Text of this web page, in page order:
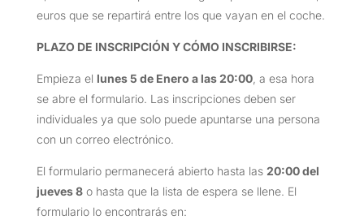
euros que se repartirá entre los que vayan en el coche.
PLAZO DE INSCRIPCIÓN Y CÓMO INSCRIBIRSE:
Empieza el lunes 5 de Enero a las 20:00, a esa hora
se abre el formulario. Las inscripciones deben ser
individuales ya que solo puede apuntarse una persona
con un correo electrónico.
El formulario permanecerá abierto hasta las 20:00 del
jueves 8o hasta que la lista de espera se llene. El
formulario lo encontrarás en: